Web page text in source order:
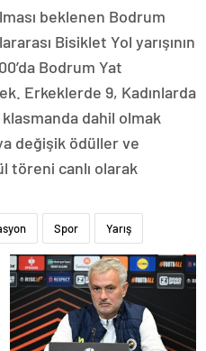
beklenen Bodrum
Bisiklet Yol yarışının
Bodrum Yat
Erkeklerde 9, Kadınlarda
dahil olmak
değişik ödüller ve
töreni canlı olarak
Spor Yarış